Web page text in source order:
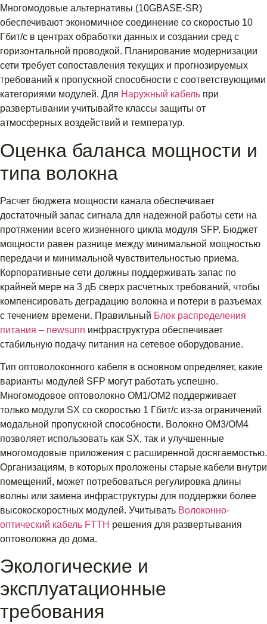
Многомодовые альтернативы (10GBASE-SR)
обеспечивают экономичное соединение со скоростью 10
Гбит/с в центрах обработки данных и создании сред с
горизонтальной проводкой. Планирование модернизации
сети требует сопоставления текущих и прогнозируемых
требований к пропускной способности с соответствующими
категориями модулей. Для Наружный кабель при
развертывании учитывайте классы защиты от
атмосферных воздействий и температур.
Оценка баланса мощности и
типа волокна
Расчет бюджета мощности канала обеспечивает
достаточный запас сигнала для надежной работы сети на
протяжении всего жизненного цикла модуля SFP. Бюджет
мощности равен разнице между минимальной мощностью
передачи и минимальной чувствительностью приема.
Корпоративные сети должны поддерживать запас по
крайней мере на 3 дБ сверх расчетных требований, чтобы
компенсировать деградацию волокна и потери в разъемах
с течением времени. Правильный Блок распределения
питания – newsunn инфраструктура обеспечивает
стабильную подачу питания на сетевое оборудование.
Тип оптоволоконного кабеля в основном определяет, какие
варианты модулей SFP могут работать успешно.
Многомодовое оптоволокно OM1/OM2 поддерживает
только модули SX со скоростью 1 Гбит/с из-за ограничений
модальной пропускной способности. Волокно OM3/OM4
позволяет использовать как SX, так и улучшенные
многомодовые приложения с расширенной досягаемостью.
Организациям, в которых проложены старые кабели внутри
помещений, может потребоваться регулировка длины
волны или замена инфраструктуры для поддержки более
высокоскоростных модулей. Учитывать Волоконно-
оптический кабель FTTH решения для развертывания
оптоволокна до дома.
Экологические и
эксплуатационные
требования